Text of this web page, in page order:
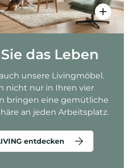
das Leben
unsere Livingmöbel.
nicht nur in Ihren vier
bringen eine gemütliche
an jeden Arbeitsplatz.
entdecken